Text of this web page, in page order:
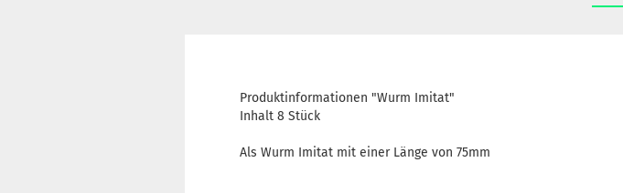
Produktinformationen "Wurm Imitat"
Inhalt 8 Stück
Als Wurm Imitat mit einer Länge von 75mm